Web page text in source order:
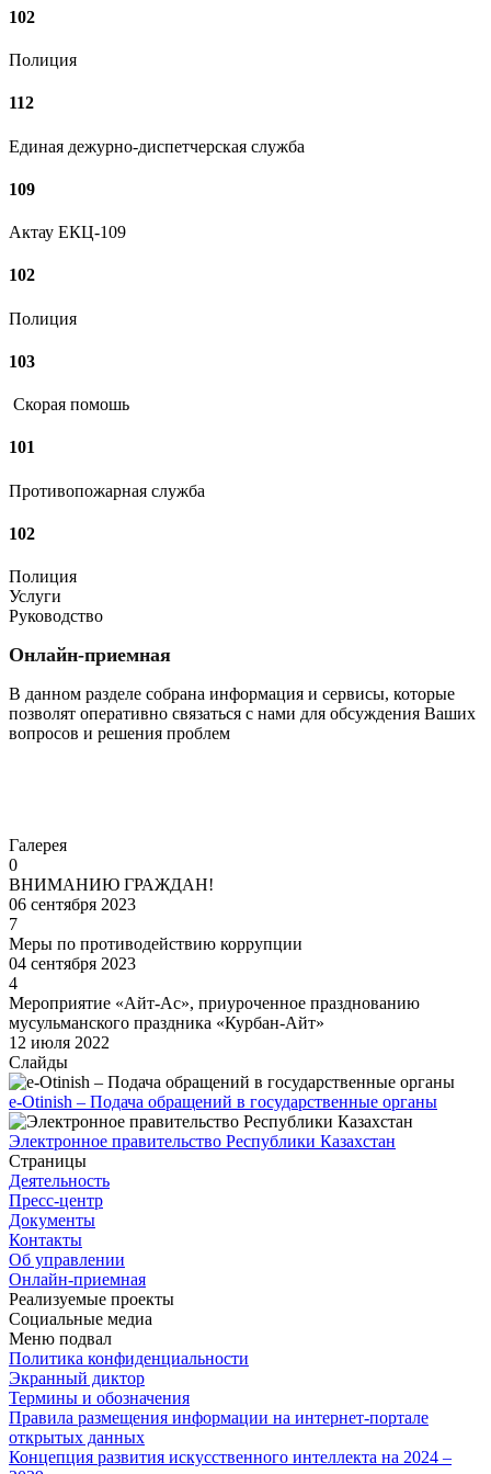
102
Полиция
112
Единая дежурно-диспетчерская служба
109
Актау ЕКЦ-109
102
Полиция
103
Скорая помошь
101
Противопожарная служба
102
Полиция
Услуги
Руководство
Онлайн-приемная
В данном разделе собрана информация и сервисы, которые
позволят оперативно связаться с нами для обсуждения Ваших
вопросов и решения проблем
Галерея
0
ВНИМАНИЮ ГРАЖДАН!
06 сентября 2023
7
Меры по противодействию коррупции
04 сентября 2023
4
Мероприятие «Айт-Ас», приуроченное празднованию
мусульманского праздника «Курбан-Айт»
12 июля 2022
Слайды
e-Otinish – Подача обращений в государственные органы
Электронное правительство Республики Казахстан
Страницы
Деятельность
Пресс-центр
Документы
Контакты
Об управлении
Онлайн-приемная
Реализуемые проекты
Социальные медиа
Меню подвал
Политика конфиденциальности
Экранный диктор
Термины и обозначения
Правила размещения информации на интернет-портале
открытых данных
Концепция развития искусственного интеллекта на 2024 –